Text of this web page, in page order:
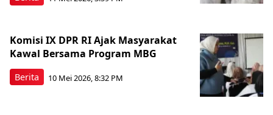
Berita
Komisi IX DPR RI Ajak Masyarakat
Kawal Bersama Program MBG
10 Mei 2026, 8:32 PM